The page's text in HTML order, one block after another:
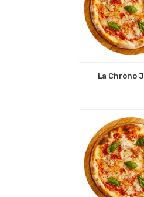
La Chrono